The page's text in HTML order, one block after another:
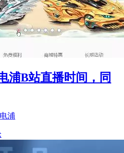
浦B站直播时间，同
浦